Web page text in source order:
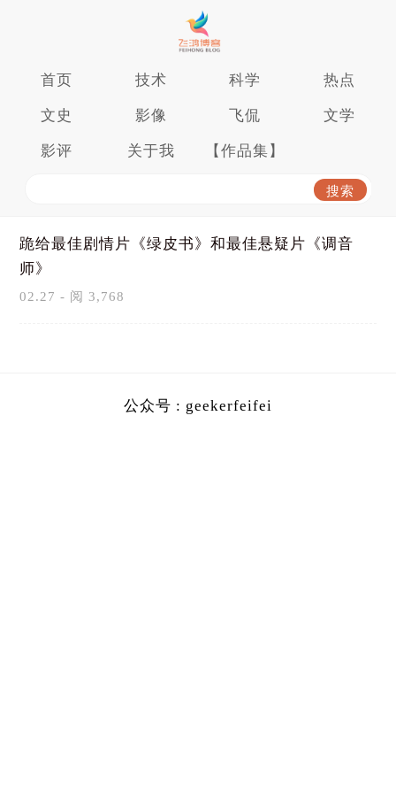
首页 技术 科学 热点
文史 影像 飞侃 文学
影评 关于我 【作品集】
跪给最佳剧情片《绿皮书》和最佳悬疑片《调音
师》
02.27 - 阅 3,768
公众号 : geekerfeifei